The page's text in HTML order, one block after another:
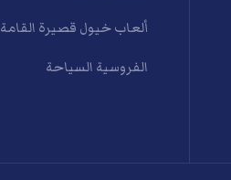
ألعاب خيول قصيرة القامة
الفروسية السياحة